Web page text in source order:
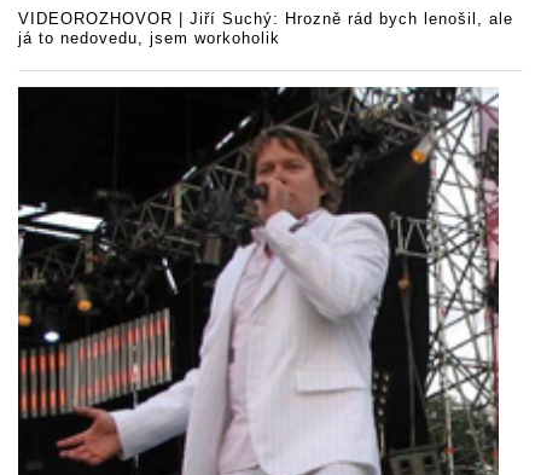
VIDEOROZHOVOR | Jiří Suchý: Hrozně rád bych lenošil, ale
já to nedovedu, jsem workoholik